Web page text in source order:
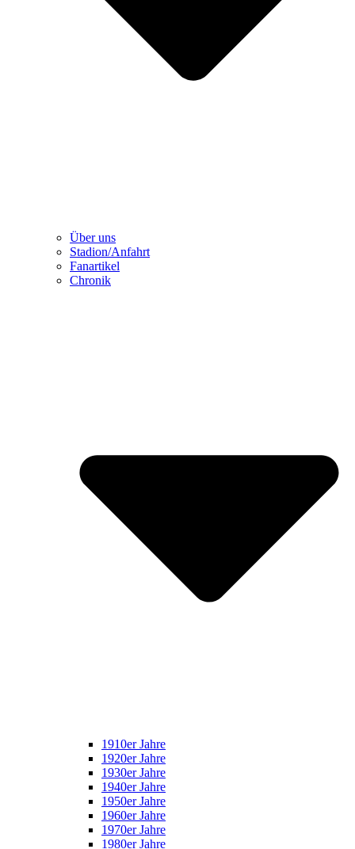
Über uns
Stadion/Anfahrt
Fanartikel
Chronik
1910er Jahre
1920er Jahre
1930er Jahre
1940er Jahre
1950er Jahre
1960er Jahre
1970er Jahre
1980er Jahre